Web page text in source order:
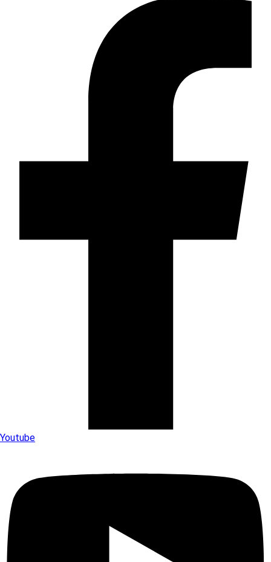
Youtube